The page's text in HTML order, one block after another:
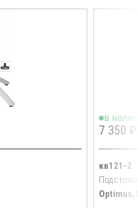
в
7 350 ₽
кв121-2
Optimus,